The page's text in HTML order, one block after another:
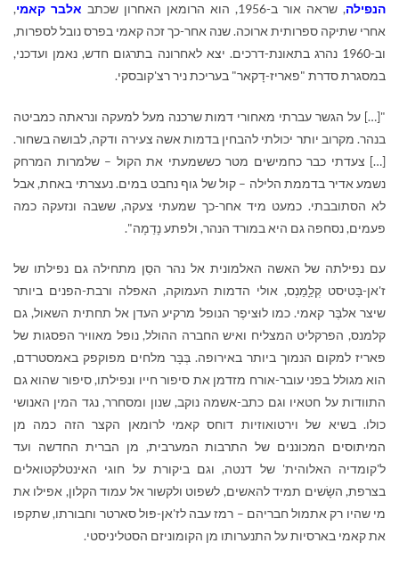
הנפילה, שראה אור ב-1956, הוא הרומאן האחרון שכתב אלבר קאמי,
אחרי שתיקה ספרותית ארוכה. שנה אחר-כך זכה קאמי בפרס נובל לספרות,
וב-1960 נהרג בתאונת-דרכים
. יצא לאחרונה בתרגום חדש, נאמן ועדכני,
במסגרת סדרת "פאריז-דָקאר" בעריכת ניר רצ'קובסקי.
"[…] על הגשר עברתי מאחורי דמות שרכנה מעל למעקה ונראתה כמביטה
בנהר. מקרוב יותר יכולתי להבחין בדמות אשה צעירה ודקה, לבושה בשחור.
[…] צעדתי כבר כחמישים מטר כששמעתי את הקול – שלמרות המרחק
נשמע אדיר בדממת הלילה – קול של גוף נחבט במים. נעצרתי באחת, אבל
לא הסתובבתי. כמעט מיד אחר-כך שמעתי צעקה, ששבה ונזעקה כמה
פעמים, נסחפה גם היא במורד הנהר, ולפתע נָדַמָה".
עם נפילתה של האשה האלמונית אל נהר הסֵן מתחילה גם נפילתו של
ז'אן-בָּטיסט קְלַָמַנְס, אולי הדמות העמוקה, האפלה ורבת-הפנים ביותר
שיצר אלבֶּר קאמי. כמו לוּציפֶר הנופל מרקיע העדן אל תחתית השאול, גם
קלמנס, הפרקליט המצליח ואיש החברה ההולל, נופל מאוויר הפסגות של
פאריז למקום הנמוך ביותר באירופה. בְּבָּר מלחים מפוקפק באמסטרדם,
הוא מגולל בפני עובר-אורח מזדמן את סיפור חייו ונפילתו, סיפור שהוא גם
התוודות על חטאיו וגם כתב-אשמה נוקב, שנון ומסחרר, נגד המין האנושי
כולו. בשיא של וירטואוזיות דוחס קאמי לרומאן הקצר הזה כמה מן
המיתוסים המכוננים של התרבות המערבית, מן הברית החדשה ועד
ל'קומדיה האלוהית' של דנטה, וגם ביקורת על חוגי האינטלקטואלים
בצרפת, השָׂשים תמיד להאשים, לשפוט ולקשור אל עמוד הקלון, אפילו את
מי שהיו רק אתמול חבריהם – רמז עבה לז'אן-פּול סארטר וחבורתו, שתקפו
את קאמי בארסיות על התנערותו מן הקומוניזם הסטליניסטי.